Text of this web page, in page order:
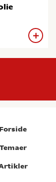
Forside
Temaer